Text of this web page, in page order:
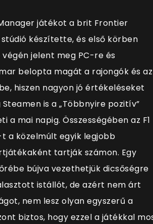
játékot a brit Frontier
készítette, és első körben
végén jelent meg PC-re és
belopta magát a rajongók és az
hiszen nagyon jó értékeléseket
is a „Többnyire pozitív”
a mai napig. Összességében az F1
a közelmúlt egyik legjobb
tartják számon. Egy
bújva vezethetjük dicsőségre
istállót, de azért nem árt
nem lesz olyan egyszerű a
biztos, hogy ezzel a játékkal